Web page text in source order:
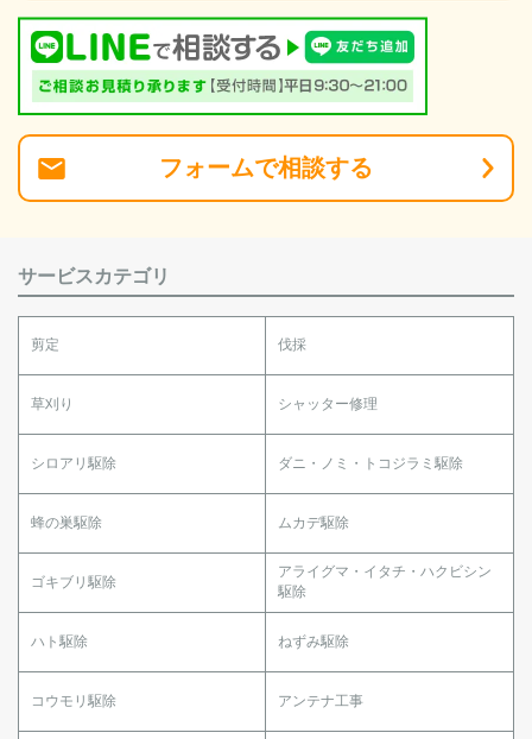
フォームで相談する
サービスカテゴリ
剪定 伐採
草刈り シャッター修理
シロアリ駆除 ダニ・ノミ・トコジラミ駆除
蜂の巣駆除 ムカデ駆除
ゴキブリ駆除
アライグマ・イタチ・ハクビシン
駆除
ハト駆除 ねずみ駆除
コウモリ駆除 アンテナ工事